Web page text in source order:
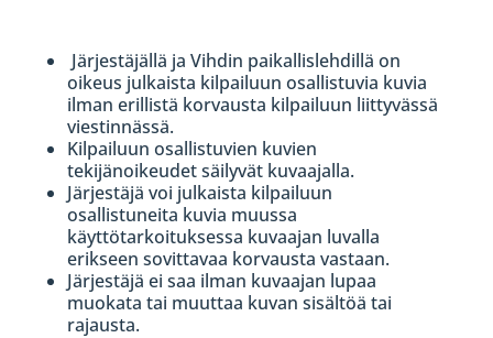
Järjestäjällä ja Vihdin paikallislehdillä on
oikeus julkaista kilpailuun osallistuvia kuvia
ilman erillistä korvausta kilpailuun liittyvässä
viestinnässä.
Kilpailuun osallistuvien kuvien
tekijänoikeudet säilyvät kuvaajalla.
Järjestäjä voi julkaista kilpailuun
osallistuneita kuvia muussa
käyttötarkoituksessa kuvaajan luvalla
erikseen sovittavaa korvausta vastaan.
Järjestäjä ei saa ilman kuvaajan lupaa
muokata tai muuttaa kuvan sisältöä tai
rajausta.